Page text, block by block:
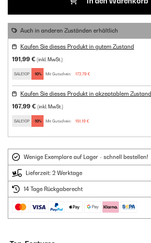
Auch in anderen Zuständen erhältlich
Kaufen Sie dieses Produkt in gutem Zustand
191,99 € (inkl. MwSt.)
SALE10P -10% Mit Gutschein: 172,79 €
Kaufen Sie dieses Produkt in akzeptablem Zustand
167,99 € (inkl. MwSt.)
SALE10P -10% Mit Gutschein: 151,19 €
Wenige Exemplare auf Lager - schnell bestellen!
Lieferzeit: 2 Werktage
14 Tage Rückgaberecht